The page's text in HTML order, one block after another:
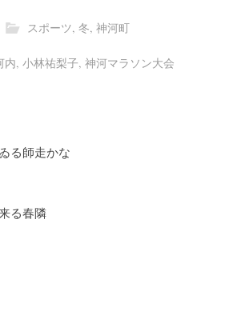
スポーツ, 冬, 神河町
内, 小林祐梨子, 神河マラソン大会
る師走かな
る春隣